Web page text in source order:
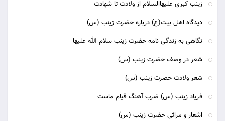
زینب کبری علیهاالسلام از ولادت تا شهادت
دیدگاه اهل بیت(ع) درباره حضرت زینب (س)
نگاهی به زندگی نامه حضرت زینب سلام الله علیها
شعر در وصف حضرت زینب (س)
شعر ولادت حضرت زینب (س)
فریاد زینب (س) ضرب آهنگ قیام ماست
اشعار و مراثی حضرت زینب (س)